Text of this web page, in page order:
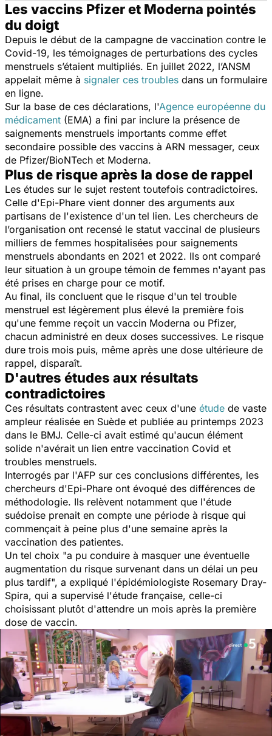
Les vaccins Pfizer et Moderna pointés
du doigt
Depuis le début de la campagne de vaccination contre le
Covid-19, les témoignages de perturbations des cycles
menstruels s’étaient multipliés. En juillet 2022, l’ANSM
appelait même à signaler ces troubles dans un formulaire
en ligne.
Sur la base de ces déclarations, l'Agence européenne du
médicament (EMA) a fini par inclure la présence de
saignements menstruels importants comme effet
secondaire possible des vaccins à ARN messager, ceux
de Pfizer/BioNTech et Moderna.
Plus de risque après la dose de rappel
Les études sur le sujet restent toutefois contradictoires.
Celle d'Epi-Phare vient donner des arguments aux
partisans de l'existence d'un tel lien. Les chercheurs de
l’organisation ont recensé le statut vaccinal de plusieurs
milliers de femmes hospitalisées pour saignements
menstruels abondants en 2021 et 2022. Ils ont comparé
leur situation à un groupe témoin de femmes n'ayant pas
été prises en charge pour ce motif.
Au final, ils concluent que le risque d'un tel trouble
menstruel est légèrement plus élevé la première fois
qu'une femme reçoit un vaccin Moderna ou Pfizer,
chacun administré en deux doses successives. Le risque
dure trois mois puis, même après une dose ultérieure de
rappel, disparaît.
D'autres études aux résultats
contradictoires
Ces résultats contrastent avec ceux d'une étude de vaste
ampleur réalisée en Suède et publiée au printemps 2023
dans le BMJ. Celle-ci avait estimé qu'aucun élément
solide n'avérait un lien entre vaccination Covid et
troubles menstruels.
Interrogés par l'AFP sur ces conclusions différentes, les
chercheurs d'Epi-Phare ont évoqué des différences de
méthodologie. Ils relèvent notamment que l'étude
suédoise prenait en compte une période à risque qui
commençait à peine plus d'une semaine après la
vaccination des patientes.
Un tel choix "a pu conduire à masquer une éventuelle
augmentation du risque survenant dans un délai un peu
plus tardif", a expliqué l'épidémiologiste Rosemary Dray-
Spira, qui a supervisé l'étude française, celle-ci
choisissant plutôt d'attendre un mois après la première
dose de vaccin.